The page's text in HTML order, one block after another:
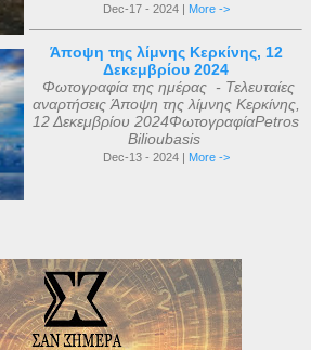
Dec-17 - 2024 | More ->
Άποψη της λίμνης Κερκίνης, 12
Δεκεμβρίου 2024
Φωτογραφία της ημέρας - Τελευταίες
αναρτήσεις Άποψη της λίμνης Κερκίνης,
12 Δεκεμβρίου 2024ΦωτογραφίαPetros
Bilioubasis
Dec-13 - 2024 | More ->